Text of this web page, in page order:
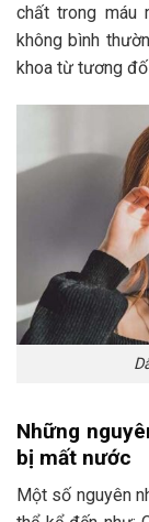
chất trong máu
không bình
khoa từ tương
Những
bị mất nước
Một số nguyên